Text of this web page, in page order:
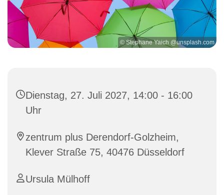
© Stephane Yaich @unsplash.com
Dienstag, 27. Juli 2027, 14:00 - 16:00
Uhr
zentrum plus Derendorf-Golzheim,
Klever Straße 75, 40476 Düsseldorf
Ursula Mülhoff